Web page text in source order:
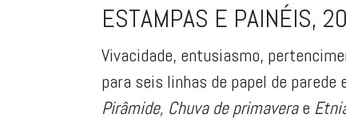
ESTAMPAS E PAINÉIS,
Vivacidade, entusiasmo,
para seis linhas de papel de parede
Pirâmide, Chuva de primavera e